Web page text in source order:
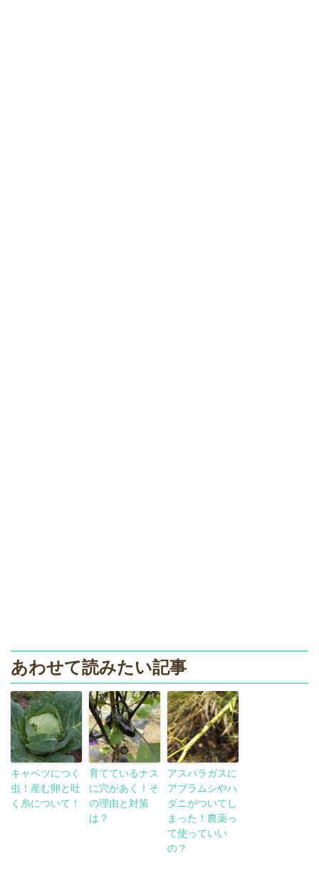
あわせて読みたい記事
キャベツにつく
虫！産む卵と吐
く糸について！
育てているナス
に穴があく！そ
の理由と対策
は？
アスパラガスに
アブラムシやハ
ダニがついてし
まった！農薬っ
て使っていい
の？